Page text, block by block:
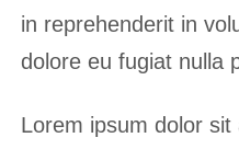
in reprehenderit in
dolore eu fugiat nulla
Lorem ipsum dolor